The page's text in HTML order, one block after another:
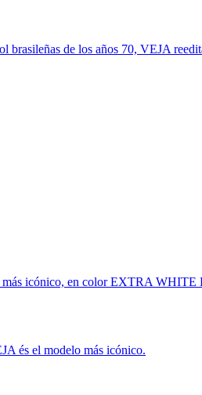
brasileñas de los años 70, VEJA
icónico, en color EXTRA
és el modelo más icónico.